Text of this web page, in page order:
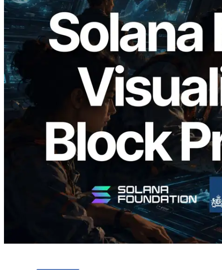
2026.05.24
Validators Solutions lance le Solana Block
Analyzer — Visualisation du temps de
production de bloc par slot et des
validateurs assignés